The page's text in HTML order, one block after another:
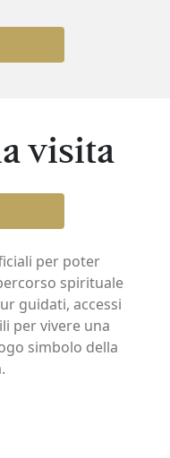
visita
per poter
spirituale
guidati, accessi
per vivere una
simbolo della